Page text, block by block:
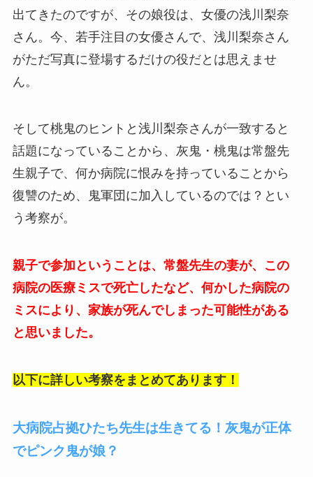
出てきたのですが、その娘役は、女優の浅川梨奈
さん。今、若手注目の女優さんで、浅川梨奈さん
がただ写真に登場するだけの役だとは思えませ
ん。
そして桃鬼のヒントと浅川梨奈さんが一致すると
話題になっていることから、灰鬼・桃鬼は常盤先
生親子で、何か病院に恨みを持っていることから
復讐のため、鬼軍団に加入しているのでは？とい
う考察が。
親子で参加ということは、常盤先生の妻が、この
病院の医療ミスで死亡したなど、何かした病院の
ミスにより、家族が死んでしまった可能性がある
と思いました。
以下に詳しい考察をまとめてあります！
大病院占拠ひたち先生は生きてる！灰鬼が正体
でピンク鬼が娘？